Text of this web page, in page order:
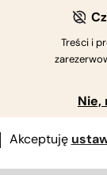
te zioła
Treści i
Nie,
Akceptuję